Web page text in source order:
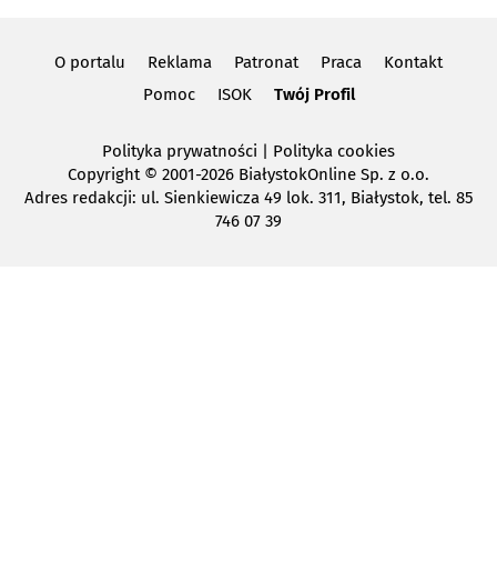
O portalu Reklama Patronat Praca
Kontakt
Pomoc
ISOK Twój Profil
Polityka prywatności | Polityka cookies
Copyright © 2001-2026 BiałystokOnline Sp. z o.o.
Adres redakcji: ul. Sienkiewicza 49 lok. 311, Białystok, tel. 85
746 07 39